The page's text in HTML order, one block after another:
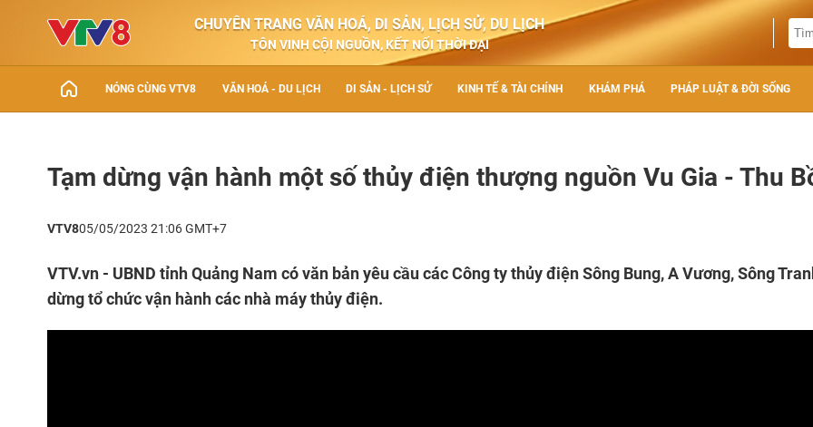
CHUYÊN TRANG VĂN HOÁ, DI SẢN, LỊCH SỬ, DU LỊCH
TÔN VINH CỘI NGUỒN, KẾT NỐI THỜI ĐẠI
NÓNG CÙNG VTV8 VĂN HOÁ - DU LỊCH DI SẢN - LỊCH SỬ KINH TẾ & TÀI CHÍNH KHÁM PHÁ PHÁP LUẬT & ĐỜI SỐNG
Tạm dừng vận hành một số thủy điện thượng nguồn Vu Gia - Thu
VTV805/05/2023 21:06 GMT+7
VTV.vn - UBND tỉnh Quảng Nam có văn bản yêu cầu các Công ty thủy điện Sông Bung, A Vương, Sông
dừng tổ chức vận hành các nhà máy thủy điện.